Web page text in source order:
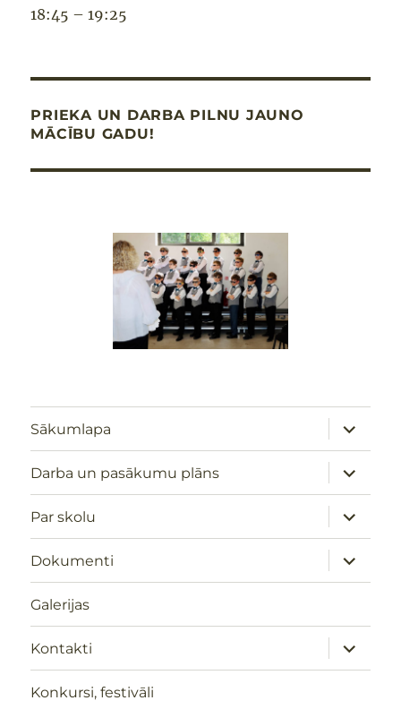
18:45 – 19:25
PRIEKA UN DARBA PILNU JAUNO
MĀCĪBU GADU!
Sākumlapa
izvērst
Darba un pasākumu plāns
izvērst
Par skolu
izvērst
Dokumenti
izvērst
Galerijas
Kontakti
izvērst
Konkursi, festivāli